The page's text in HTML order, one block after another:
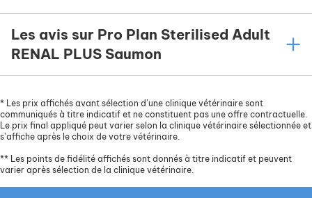
Les avis sur Pro Plan Sterilised Adult
RENAL PLUS Saumon
* Les prix affichés avant sélection d’une clinique vétérinaire sont
communiqués à titre indicatif et ne constituent pas une offre contractuelle.
Le prix final appliqué peut varier selon la clinique vétérinaire sélectionnée et
s’affiche après le choix de votre vétérinaire.
** Les points de fidélité affichés sont donnés à titre indicatif et peuvent
varier après sélection de la clinique vétérinaire.